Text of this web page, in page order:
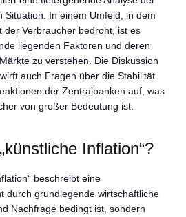
Situation. In einem Umfeld, in dem
der Verbraucher bedroht, ist es
liegenden Faktoren und deren
zu verstehen. Die Diskussion
auch Fragen über die Stabilität
der Zentralbanken auf, was
von großer Bedeutung ist.
Inflation“?
beschreibt eine
durch grundlegende wirtschaftliche
Nachfrage bedingt ist, sondern